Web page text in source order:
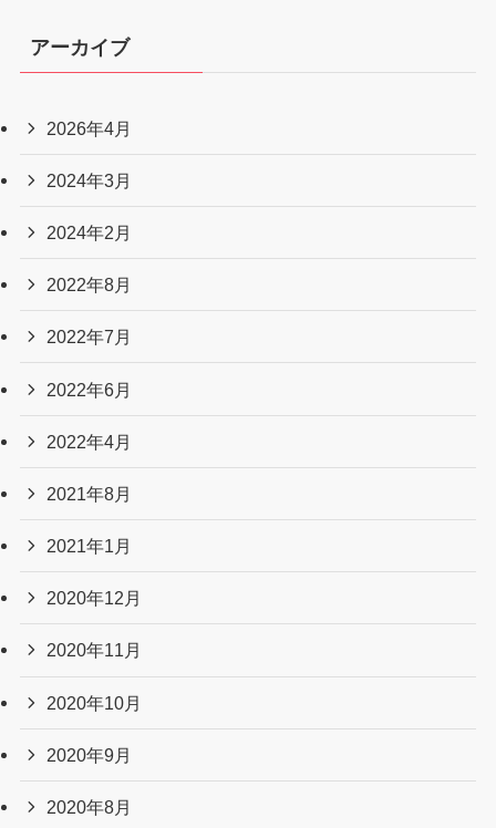
アーカイブ
2026年4月
2024年3月
2024年2月
2022年8月
2022年7月
2022年6月
2022年4月
2021年8月
2021年1月
2020年12月
2020年11月
2020年10月
2020年9月
2020年8月